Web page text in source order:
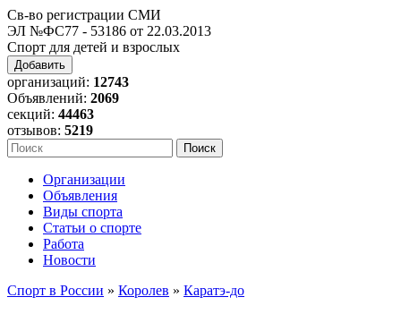
Св-во регистрации СМИ
ЭЛ №ФС77 - 53186 от 22.03.2013
Спорт для детей и взрослых
Добавить
организаций: 12743
Объявлений: 2069
секций: 44463
отзывов: 5219
Организации
Объявления
Виды спорта
Статьи о спорте
Работа
Новости
Спорт в России » Королев » Каратэ-до